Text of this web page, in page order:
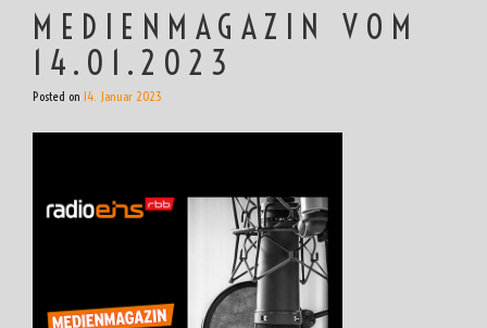
MEDIENMAGAZIN VOM
14.01.2023
Posted on 14. Januar 2023